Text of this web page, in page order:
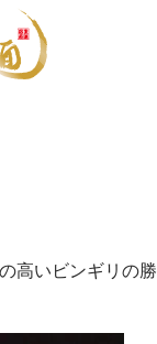
いビンギリの